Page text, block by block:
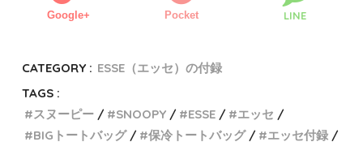
Google+ Pocket LINE
CATEGORY : ESSE（エッセ）の付録
TAGS :
スヌーピー
SNOOPY ESSE
エッセ
BIGトートバッグ
保冷トートバッグ
エッセ付録